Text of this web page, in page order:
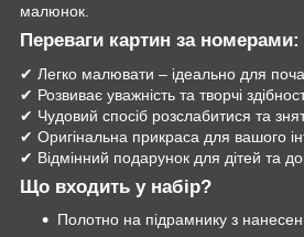
малюнок.
Переваги картин за номерами:
✔ Легко малювати – ідеально для
✔ Розвиває уважність та творчі
✔ Чудовий спосіб розслабитися та
✔ Оригінальна прикраса для вашого
✔ Відмінний подарунок для дітей та
Що входить у набір?
Полотно на підрамнику з